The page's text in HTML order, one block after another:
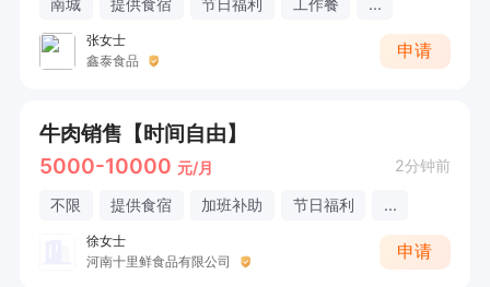
南城 提供食宿 节日福利 工作餐 ...
张女士
鑫泰食品
申请
牛肉销售【时间自由】
5000-10000 元/月 2分钟前
不限 提供食宿 加班补助 节日福利 ...
徐女士
河南十里鲜食品有限公司
申请